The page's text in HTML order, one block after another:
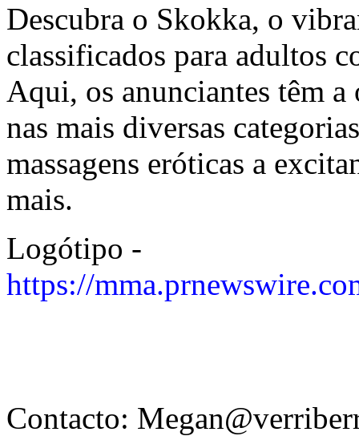
Descubra o Skokka, o
classificados para adultos
Aqui, os anunciantes têm a
nas mais diversas
massagens eróticas a
mais.
Logótipo -
https://
Contacto: